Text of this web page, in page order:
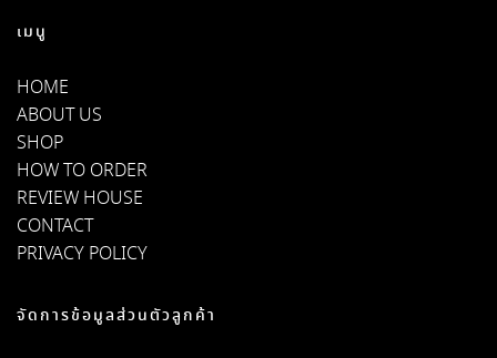
เมนู
HOME
ABOUT US
SHOP
HOW TO ORDER
REVIEW HOUSE
CONTACT
PRIVACY POLICY
จัดการข้อมูลส่วนตัวลูกค้า